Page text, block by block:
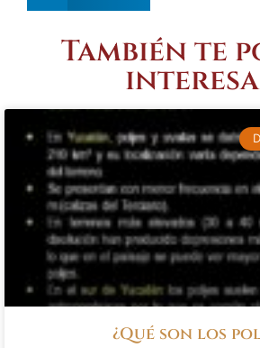
También te
¿Qué son los